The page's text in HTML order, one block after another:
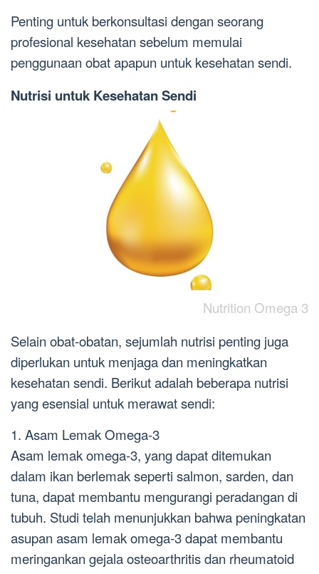
Penting untuk berkonsultasi dengan seorang
profesional kesehatan sebelum memulai
penggunaan obat apapun untuk kesehatan sendi.
Nutrisi untuk Kesehatan Sendi
Nutrition Omega 3
Selain obat-obatan, sejumlah nutrisi penting juga
diperlukan untuk menjaga dan meningkatkan
kesehatan sendi. Berikut adalah beberapa nutrisi
yang esensial untuk merawat sendi:
1. Asam Lemak Omega-3
Asam lemak omega-3, yang dapat ditemukan
dalam ikan berlemak seperti salmon, sarden, dan
tuna, dapat membantu mengurangi peradangan di
tubuh. Studi telah menunjukkan bahwa peningkatan
asupan asam lemak omega-3 dapat membantu
meringankan gejala osteoarthritis dan rheumatoid